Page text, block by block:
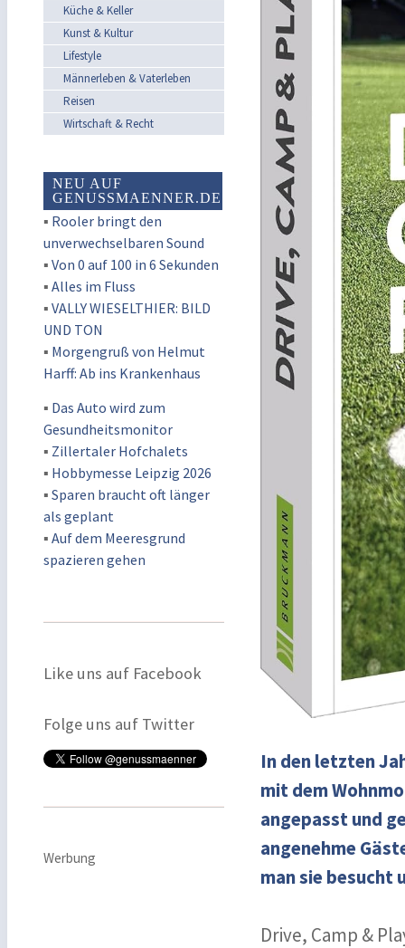
Küche & Keller
Kunst & Kultur
Lifestyle
Männerleben & Vaterleben
Reisen
Wirtschaft & Recht
NEU AUF
GENUSSMAENNER.DE
▪ Rooler bringt den
unverwechselbaren Sound
▪ Von 0 auf 100 in 6 Sekunden
▪ Alles im Fluss
▪ VALLY WIESELTHIER: BILD
UND TON
▪ Morgengruß von Helmut
Harff: Ab ins Krankenhaus
▪ Das Auto wird zum
Gesundheitsmonitor
▪ Zillertaler Hofchalets
▪ Hobbymesse Leipzig 2026
▪ Sparen braucht oft länger
als geplant
▪ Auf dem Meeresgrund
spazieren gehen
Like uns auf Facebook
Folge uns auf Twitter
Werbung
In den letzten
mit dem
angepasst und
angenehme
man sie besucht
Drive, Camp &